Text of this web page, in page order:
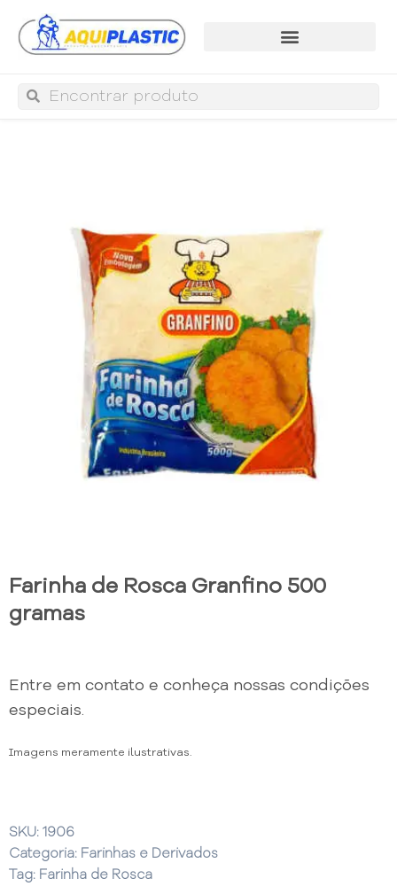
Farinha de Rosca Granfino 500
gramas
Entre em contato e conheça nossas condições
especiais.
Imagens meramente ilustrativas.
SKU: 1906
Categoria: Farinhas e Derivados
Tag: Farinha de Rosca